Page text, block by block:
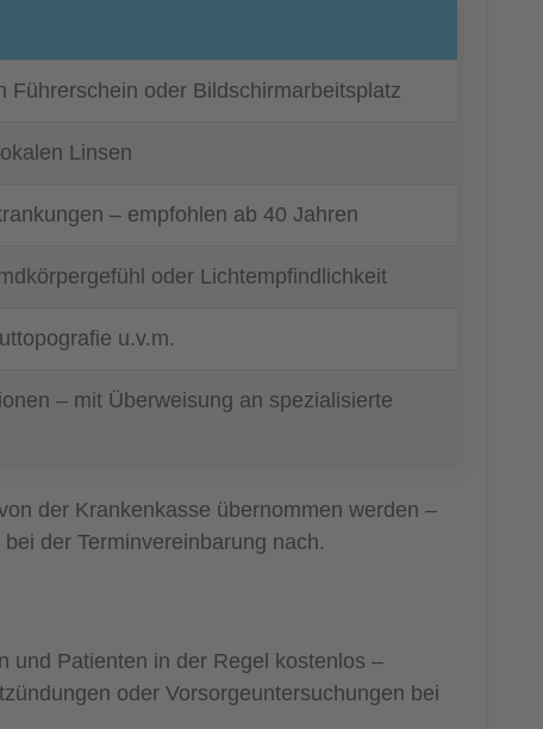
oder Bildschirmarbeitsplatz
Linsen
– empfohlen ab 40 Jahren
oder Lichtempfindlichkeit
u.v.m.
– mit Überweisung an spezialisierte
der Krankenkasse übernommen werden –
der Terminvereinbarung nach.
und Patienten in der Regel kostenlos –
oder Vorsorgeuntersuchungen bei